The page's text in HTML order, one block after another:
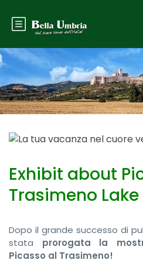
Exhibit about
Trasimeno Lake
Dopo il grande successo di
stata prorogata la
Picasso al Trasimeno!